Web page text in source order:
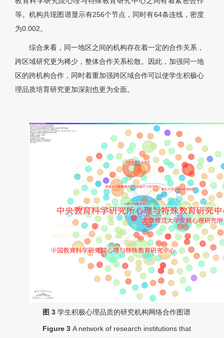
等。机构共现图谱显示有256个节点，同时有64条连线，密度
为0.002。
综合来看，同一地区之间的机构存在着一定的合作关系，
跨区域研究更为稀少，整体合作关系松散。因此，加强同一地
区的跨机构合作，同时着重加强跨区域合作可以使学生积极心
理品质培育研究更加深刻也更为全面。
图 3 学生积极心理品质的研究机构网络合作图谱
Figure 3 A network of research institutions that